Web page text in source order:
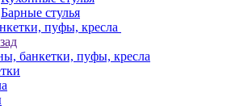
Барные стулья
пуфы, кресла
банкетки, пуфы, кресла